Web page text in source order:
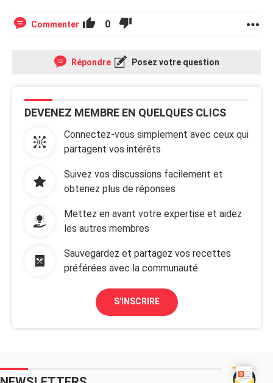
Commenter 0
Répondre Posez votre question
DEVENEZ MEMBRE EN QUELQUES CLICS
Connectez-vous simplement avec ceux qui
partagent vos intérêts
Suivez vos discussions facilement et
obtenez plus de réponses
Mettez en avant votre expertise et aidez
les autres membres
Sauvegardez et partagez vos recettes
préférées avec la communauté
S'INSCRIRE